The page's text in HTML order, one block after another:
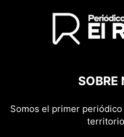
SOBRE
Somos el primer